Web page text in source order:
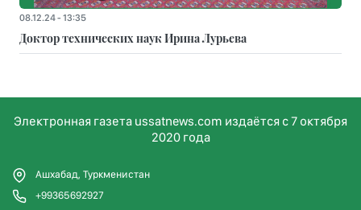
08.12.24 - 13:35
Доктор технических наук Ирина Лурьева
Электронная газета ussatnews.com издаётся с 7 октября
2020 года
Ашхабад, Туркменистан
+99365692927